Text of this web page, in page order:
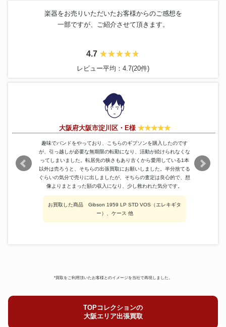
楽器をお売りいただいたお客様からのご感想を
一部ですが、ご紹介させて頂きます。
4.7
レビュー平均：4.7(20件)
大阪府大阪市淀川区・E様
趣味でバンドをやっており、こちらのギブソンを購入したのです
が、引っ越しが必要な無期限の転勤になり、活動が続けられなくな
ってしまいました。転居先の狭さもあり古くから愛用している1本
以外は売ろうと、そちらの出張買取にお願いしました。半分捨てる
ぐらいの気分で売りに出しましたが、そちらの査定は良心的で、想
像よりまとまった額の収入になり、少し救われた気分です。
お買取した商品 Gibson 1959 LP STD VOS（エレキギタ
ー）、ケース 他
*買取をご利用頂いたお客様とのイメージを当社で再現しました。
TOPコレクションの
大阪エリア出張買取